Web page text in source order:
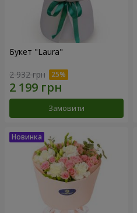
Букет "Laura"
2 932 грн
Замовити